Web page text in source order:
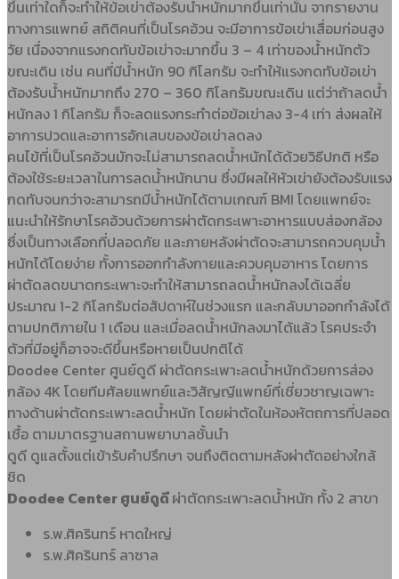
ขึ้นเท่าใดก็จะทำให้ข้อเข่าต้องรับน้ำหนักมากขึ้นเท่านั้น จากรายงาน
ทางการแพทย์ สถิติคนที่เป็นโรคอ้วน จะมีอาการข้อเข่าเสื่อมก่อนสูง
วัย เนื่องจากแรงกดทับข้อเข่าจะมากขึ้น 3 – 4 เท่าของน้ำหนักตัว
ขณะเดิน เช่น คนที่มีน้ำหนัก 90 กิโลกรัม จะทำให้แรงกดทับข้อเข่า
ต้องรับน้ำหนักมากถึง 270 – 360 กิโลกรัมขณะเดิน แต่ว่าถ้าลดน้ำ
หนักลง 1 กิโลกรัม ก็จะลดแรงกระทำต่อข้อเข่าลง 3-4 เท่า ส่งผลให้
อาการปวดและอาการอักเสบของข้อเข่าลดลง
คนไข้ที่เป็นโรคอ้วนมักจะไม่สามารถลดน้ำหนักได้ด้วยวิธีปกติ หรือ
ต้องใช้ระยะเวลาในการลดน้ำหนักนาน ซึ่งมีผลให้หัวเข่ายังต้องรับแรง
กดทับจนกว่าจะสามารถมีน้ำหนักได้ตามเกณฑ์ BMI โดยแพทย์จะ
แนะนำให้รักษาโรคอ้วนด้วยการผ่าตัดกระเพาะอาหารแบบส่องกล้อง
ซึ่งเป็นทางเลือกที่ปลอดภัย และภายหลังผ่าตัดจะสามารถควบคุมน้ำ
หนักได้โดยง่าย ทั้งการออกกำลังกายและควบคุมอาหาร โดยการ
ผ่าตัดลดขนาดกระเพาะจะทำให้สามารถลดน้ำหนักลงได้เฉลี่ย
ประมาณ 1-2 กิโลกรัมต่อสัปดาห์ในช่วงแรก และกลับมาออกกำลังได้
ตามปกติภายใน 1 เดือน และเมื่อลดน้ำหนักลงมาได้แล้ว โรคประจำ
ตัวที่มีอยู่ก็อาจจะดีขึ้นหรือหายเป็นปกติได้
Doodee Center ศูนย์ดูดี ผ่าตัดกระเพาะลดน้ำหนักด้วยการส่อง
กล้อง 4K โดยทีมศัลยแพทย์และวิสัญญีแพทย์ที่เชี่ยวชาญเฉพาะ
ทางด้านผ่าตัดกระเพาะลดน้ำหนัก โดยผ่าตัดในห้องหัตถการที่ปลอด
เชื้อ ตามมาตรฐานสถานพยาบาลชั้นนำ
ดูดี ดูแลตั้งแต่เข้ารับคำปรึกษา จนถึงติดตามหลังผ่าตัดอย่างใกล้
ชิด
Doodee Center ศูนย์ดูดีผ่าตัดกระเพาะลดน้ำหนัก ทั้ง 2 สาขา
ร.พ.ศิครินทร์ หาดใหญ่
ร.พ.ศิครินทร์ ลาซาล